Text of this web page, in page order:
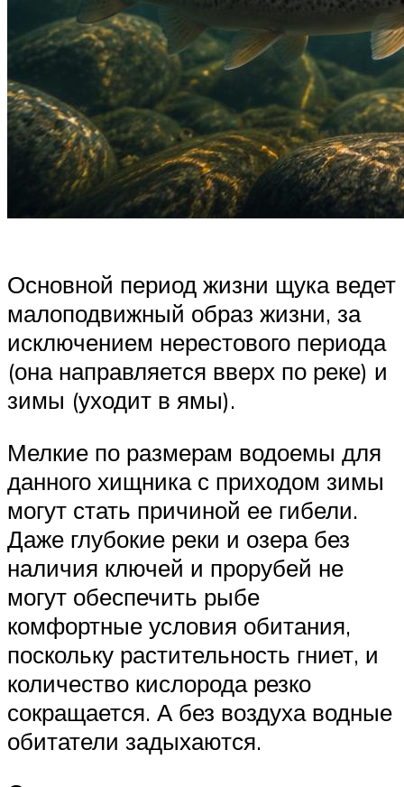
Основной период жизни щука ведет
малоподвижный образ жизни, за
исключением нерестового периода
(она направляется вверх по реке) и
зимы (уходит в ямы).
Мелкие по размерам водоемы для
данного хищника с приходом зимы
могут стать причиной ее гибели.
Даже глубокие реки и озера без
наличия ключей и прорубей не
могут обеспечить рыбе
комфортные условия обитания,
поскольку растительность гниет, и
количество кислорода резко
сокращается. А без воздуха водные
обитатели задыхаются.